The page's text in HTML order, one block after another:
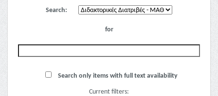
Search:
for
Search only items with full text availability
Current filters: